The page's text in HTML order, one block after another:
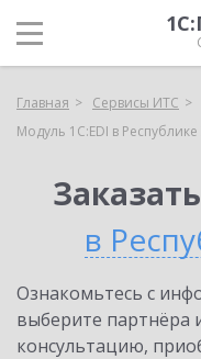
Главная Сервисы ИТС
Модуль 1C:EDI в
в
Ознакомьтесь с
выберите партнёра
консультацию,